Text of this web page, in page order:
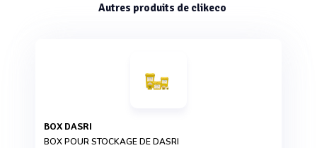
Autres produits de clikeco
BOX DASRI
BOX POUR STOCKAGE DE DASRI